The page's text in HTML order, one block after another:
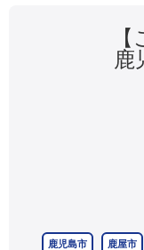
鹿
鹿児島市 鹿屋市